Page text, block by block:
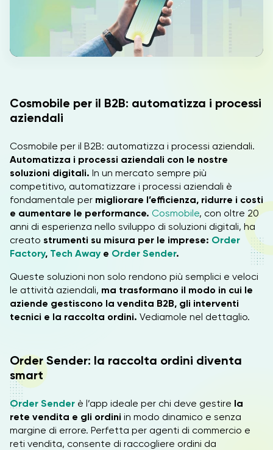
EN
Cosmobile per il B2B: automatizza i processi
aziendali
Cosmobile per il B2B: automatizza i processi aziendali.
Automatizza i processi aziendali con le nostre
soluzioni digitali. In un mercato sempre più
competitivo, automatizzare i processi aziendali è
fondamentale per migliorare l’efficienza, ridurre i costi
e aumentare le performance. Cosmobile, con oltre 20
anni di esperienza nello sviluppo di soluzioni digitali, ha
creato strumenti su misura per le imprese: Order
Factory, Tech Away e Order Sender.
Queste soluzioni non solo rendono più semplici e veloci
le attività aziendali, ma trasformano il modo in cui le
aziende gestiscono la vendita B2B, gli interventi
tecnici e la raccolta ordini. Vediamole nel dettaglio.
Order Sender: la raccolta ordini diventa
smart
Order Sender è l’app ideale per chi deve gestire la
rete vendita e gli ordini in modo dinamico e senza
margine di errore. Perfetta per agenti di commercio e
reti vendita, consente di raccogliere ordini da